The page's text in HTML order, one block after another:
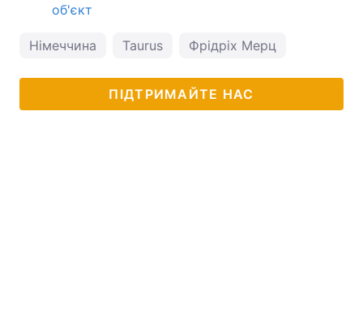
об'єкт
Німеччина Taurus Фрідріх Мерц
ПІДТРИМАЙТЕ НАС